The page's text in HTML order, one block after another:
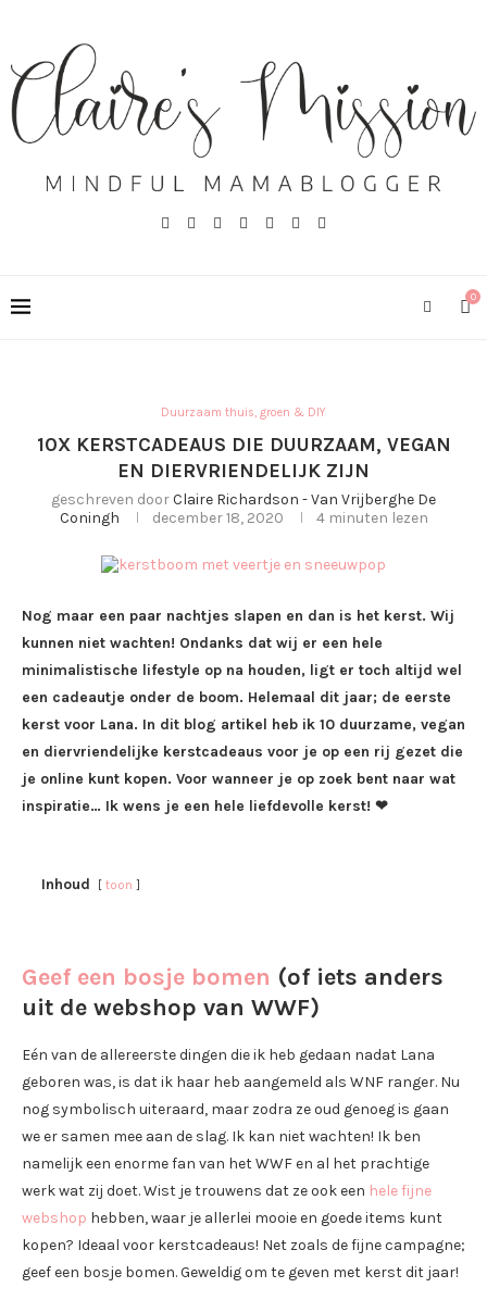
0
Duurzaam thuis, groen & DIY
10X KERSTCADEAUS DIE DUURZAAM, VEGAN
EN DIERVRIENDELIJK ZIJN
geschreven doorClaire Richardson - Van Vrijberghe De
Coningh
december 18, 2020 4 minuten lezen
Nog maar een paar nachtjes slapen en dan is het kerst. Wij
kunnen niet wachten! Ondanks dat wij er een hele
minimalistische lifestyle op na houden, ligt er toch altijd wel
een cadeautje onder de boom. Helemaal dit jaar; de eerste
kerst voor Lana. In dit blog artikel heb ik 10 duurzame, vegan
en diervriendelijke kerstcadeaus voor je op een rij gezet die
je online kunt kopen. Voor wanneer je op zoek bent naar wat
inspiratie… Ik wens je een hele liefdevolle kerst! ❤
Inhoud toon
Geef een bosje bomen (of iets anders
uit de webshop van WWF)
Eén van de allereerste dingen die ik heb gedaan nadat Lana
geboren was, is dat ik haar heb aangemeld als WNF ranger. Nu
nog symbolisch uiteraard, maar zodra ze oud genoeg is gaan
we er samen mee aan de slag. Ik kan niet wachten! Ik ben
namelijk een enorme fan van het WWF en al het prachtige
werk wat zij doet. Wist je trouwens dat ze ook een hele fijne
webshop hebben, waar je allerlei mooie en goede items kunt
kopen? Ideaal voor kerstcadeaus! Net zoals de fijne campagne;
geef een bosje bomen. Geweldig om te geven met kerst dit jaar!